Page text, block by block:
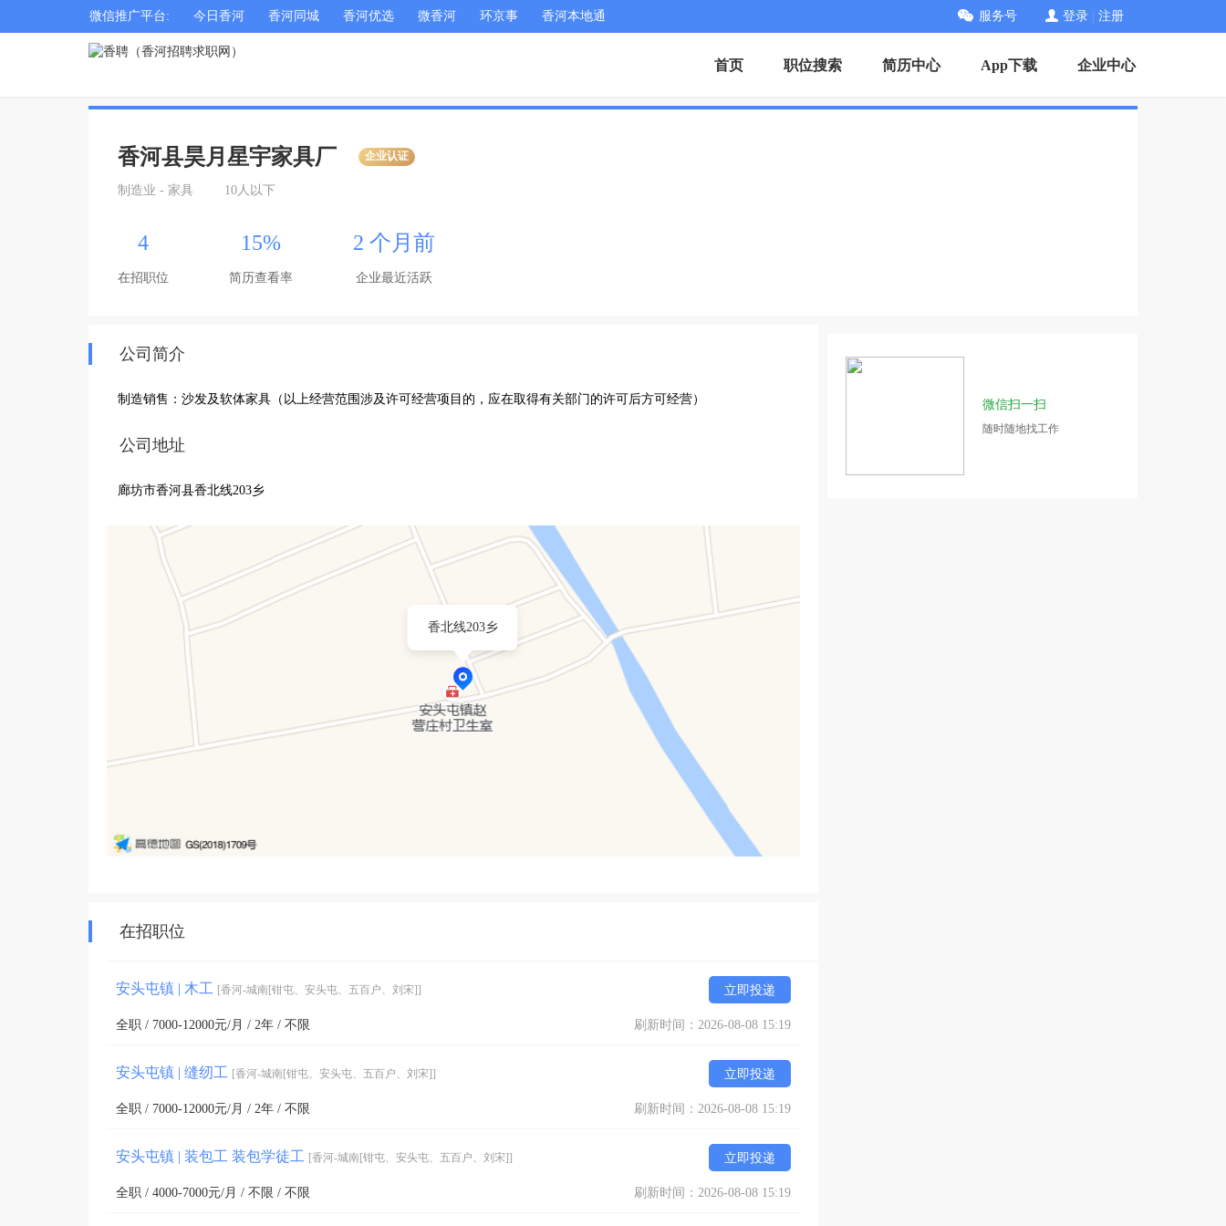
微信推广平台: 今日香河 香河同城 香河优选 微香河 环京事 香河本地通 服务号 登录 注册
首页 职位搜索 简历中心 App下载 企业中心
香河县昊月星宇家具厂 企业认证
制造业 - 家具 10人以下
4
在招职位
15%
简历查看率
2 个月前
企业最近活跃
公司简介
制造销售：沙发及软体家具（以上经营范围涉及许可经营项目的，应在取得有关部门的许可后方可经营）
公司地址
廊坊市香河县香北线203乡
香北线203乡
在招职位
安头屯镇 | 木工 [香河-城南[钳屯、安头屯、五百户、刘宋]] 立即投递
全职 / 7000-12000元/月 / 2年 / 不限 刷新时间：2026-08-08 15:19
安头屯镇 | 缝纫工 [香河-城南[钳屯、安头屯、五百户、刘宋]] 立即投递
全职 / 7000-12000元/月 / 2年 / 不限 刷新时间：2026-08-08 15:19
安头屯镇 | 装包工 装包学徒工 [香河-城南[钳屯、安头屯、五百户、刘宋]] 立即投递
全职 / 4000-7000元/月 / 不限 / 不限 刷新时间：2026-08-08 15:19
微信扫一扫
随时随地找工作